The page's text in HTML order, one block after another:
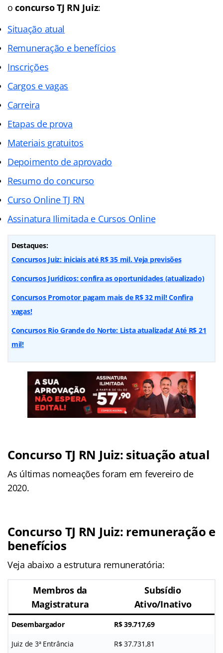
oconcurso TJ RN Juiz:
Situação atual
Remuneração e benefícios
Inscrições
Cargos e vagas
Carreira
Etapas de prova
Materiais gratuitos
Depoimento de aprovado
Resumo do concurso
Curso Online TJ RN
Assinatura Ilimitada e Cursos Online
Destaques:
Concursos Juiz: iniciais até R$ 35 mil. Veja previsões
Concursos Jurídicos: confira as oportunidades (atualizado)
Concursos Promotor pagam mais de R$ 32 mil! Confira
vagas!
Concursos Rio Grande do Norte: Lista atualizada! Até R$ 21
mil!
Concurso TJ RN Juiz: situação atual
As últimas nomeações foram em fevereiro de
2020.
Concurso TJ RN Juiz: remuneração e
benefícios
Veja abaixo a estrutura remuneratória:
Membros da
Magistratura
Subsídio
Ativo/Inativo
Desembargador R$ 39.717,69
Juiz de 3ª Entrância R$ 37.731,81